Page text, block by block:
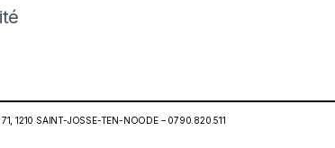
1210 SAINT-JOSSE-TEN-NOODE – 0790.820.511